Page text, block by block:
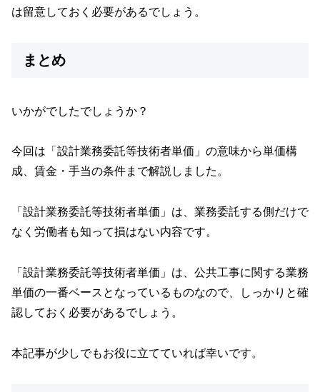
は留意しておく必要があるでしょう。
まとめ
いかがでしたでしょうか？
今回は「設計業務委託等技術者単価」の意味から単価構
成、賃金・手当の条件まで解説しました。
「設計業務委託等技術者単価」は、業務委託する側だけで
なく労働者も知って損はない内容です。
「設計業務委託等技術者単価」は、公共工事に関する業務
単価の一番ベースとなっているものなので、しっかりと確
認しておく必要があるでしょう。
本記事が少しでもお役に立てていれば幸いです。